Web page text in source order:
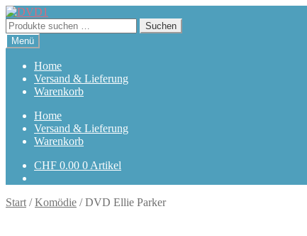
Zur
Navigation
springen
Zum
Inhalt
springen
Suchen
nach:
Suchen
Menü
Home
Versand & Lieferung
Warenkorb
Home
Versand & Lieferung
Warenkorb
CHF 0.00 0 Artikel
Start /Komödie /DVD Ellie Parker